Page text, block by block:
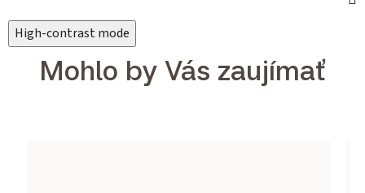
High-contrast mode
Mohlo by Vás zaujímať